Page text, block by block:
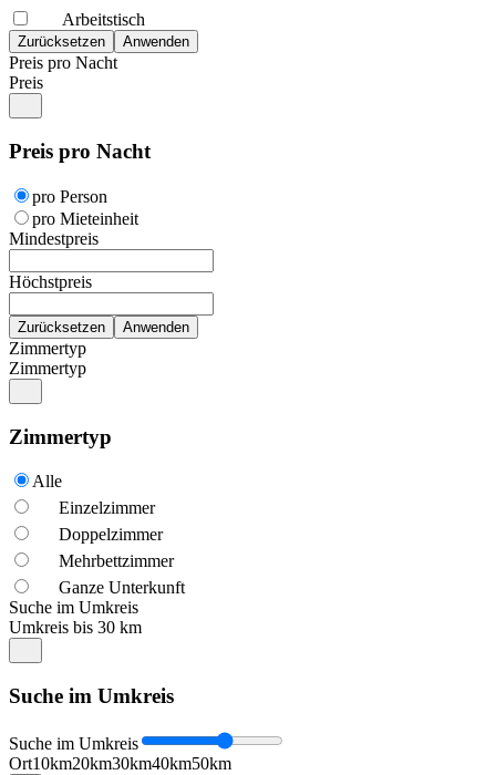
Arbeitstisch
Preis pro Nacht
Preis
Preis pro Nacht
pro Person
pro Mieteinheit
Mindestpreis
Höchstpreis
Zimmertyp
Zimmertyp
Zimmertyp
Alle
Einzelzimmer
Doppelzimmer
Mehrbettzimmer
Ganze Unterkunft
Suche im Umkreis
Umkreis bis 30 km
Suche im Umkreis
Suche im Umkreis
Ort10km20km30km40km50km